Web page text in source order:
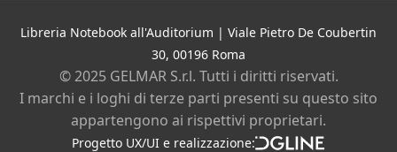
Libreria Notebook all'Auditorium | Viale Pietro De Coubertin
30, 00196 Roma
© 2025 GELMAR S.r.l. Tutti i diritti riservati.
I marchi e i loghi di terze parti presenti su questo sito
appartengono ai rispettivi proprietari.
Progetto UX/UI e realizzazione:
Contatti
Chi siamo
Privacy policyCookie policy
Instagram
Facebook